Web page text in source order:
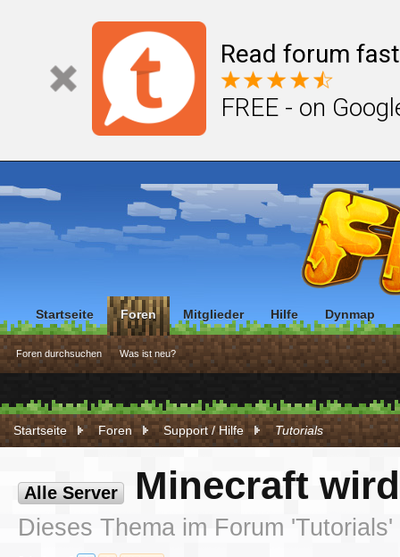
Read forum
FREE - on
Startseite Foren Support / Hilfe Tutorials
Alle Server Minecraft
Dieses Thema im Forum 'Tutorials'
Startseite Foren
Foren durchsuchen Was ist neu?
Mitglieder Hilfe Dynmap